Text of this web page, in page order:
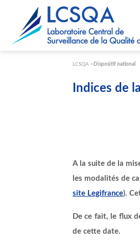
LCSQA Dispositif national
Indices de
A la suite de la
les modalités de
site Legifrance).
De ce fait, le flux
de cette date.
Paramétrer les cookies